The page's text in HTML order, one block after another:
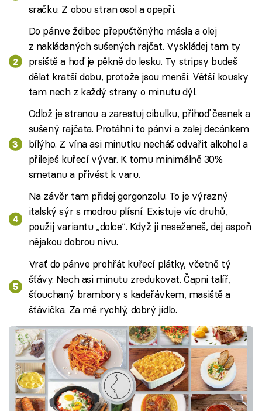
sračku. Z obou stran osol a opepři.
Do pánve ždibec přepuštěnýho másla a olej
z nakládaných sušených rajčat. Vyskládej tam ty
prsiště a hoď je pěkně do lesku. Ty stripsy budeš
dělat kratší dobu, protože jsou menší. Větší kousky
tam nech z každý strany o minutu dýl.
Odlož je stranou a zarestuj cibulku, přihoď česnek a
sušený rajčata. Protáhni to pánví a zalej decánkem
bílýho. Z vína asi minutku necháš odvařit alkohol a
přileješ kuřecí vývar. K tomu minimálně 30%
smetanu a přivést k varu.
Na závěr tam přidej gorgonzolu. To je výrazný
italský sýr s modrou plísní. Existuje víc druhů,
použij variantu „dolce“. Když ji neseženeš, dej aspoň
nějakou dobrou nivu.
Vrať do pánve prohřát kuřecí plátky, včetně tý
šťávy. Nech asi minutu zredukovat. Čapni talíř,
šťouchaný brambory s kadeřávkem, masiště a
šťávička. Za mě rychlý, dobrý jídlo.